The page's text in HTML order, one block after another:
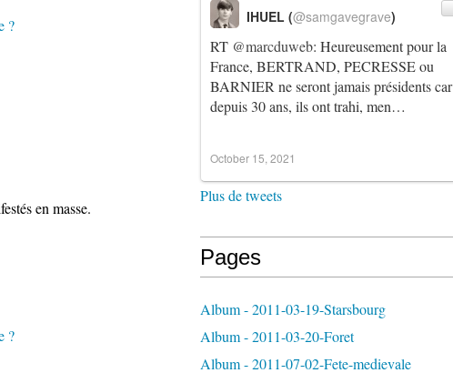
en masse.
RT @marcduweb: Heureusement pour la
France, BERTRAND, PECRESSE ou
BARNIER ne seront jamais présidents car
depuis 30 ans, ils ont trahi, men…
IHUEL (@samgavegrave)
October 15, 2021
Plus de tweets
Pages
Album - 2011-03-19-Starsbourg
Album - 2011-03-20-Foret
Album - 2011-07-02-Fete-medievale